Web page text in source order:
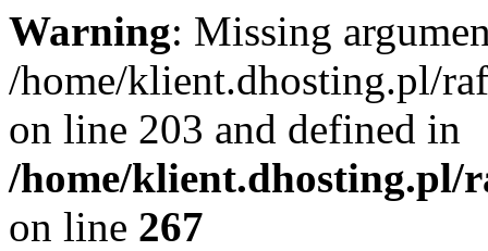
Warning: Missing
/home/klient.dhosting.pl/
on line 203 and defined in
/home/klient.dhosting.pl/
on line 267